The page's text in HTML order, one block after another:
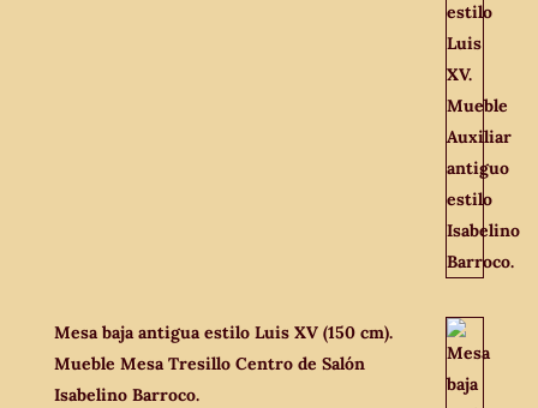
Mesa baja antigua estilo Luis XV (150 cm).
Mueble Mesa Tresillo Centro de Salón
Isabelino Barroco.